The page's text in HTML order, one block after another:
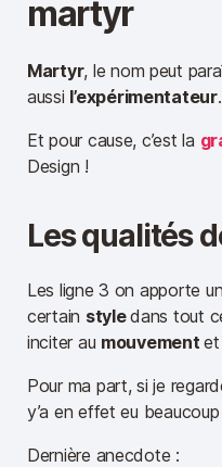
martyr
Martyr, le nom peut
aussi l’expérimentateur.
Et pour cause, c’est la
Design !
Les qualités
Les ligne 3 on apporte
certain styledans tout
inciter au mouvementet
Pour ma part, si je
y’a en effet eu
Dernière anecdote :